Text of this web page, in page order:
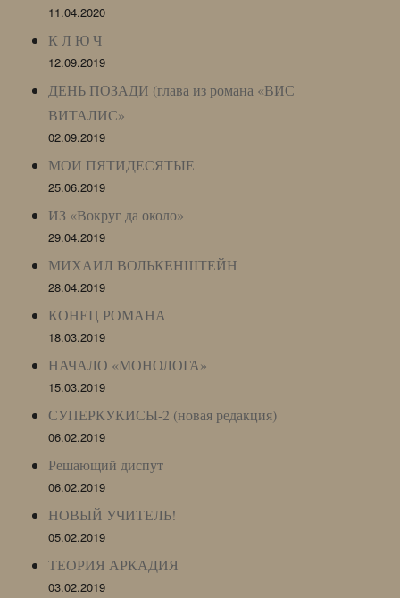
11.04.2020
К Л Ю Ч
12.09.2019
ДЕНЬ ПОЗАДИ (глава из романа «ВИС
ВИТАЛИС»
02.09.2019
МОИ ПЯТИДЕСЯТЫЕ
25.06.2019
ИЗ «Вокруг да около»
29.04.2019
МИХАИЛ ВОЛЬКЕНШТЕЙН
28.04.2019
КОНЕЦ РОМАНА
18.03.2019
НАЧАЛО «МОНОЛОГА»
15.03.2019
СУПЕРКУКИСЫ-2 (новая редакция)
06.02.2019
Решающий диспут
06.02.2019
НОВЫЙ УЧИТЕЛЬ!
05.02.2019
ТЕОРИЯ АРКАДИЯ
03.02.2019